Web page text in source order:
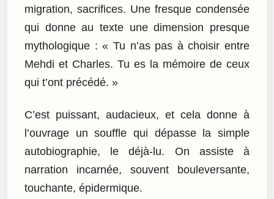
migration, sacrifices. Une fresque condensée
qui donne au texte une dimension presque
mythologique : « Tu n’as pas à choisir entre
Mehdi et Charles. Tu es la mémoire de ceux
qui t’ont précédé. »
C’est puissant, audacieux, et cela donne à
l’ouvrage un souffle qui dépasse la simple
autobiographie, le déjà-lu. On assiste à
narration incarnée, souvent bouleversante,
touchante, épidermique.